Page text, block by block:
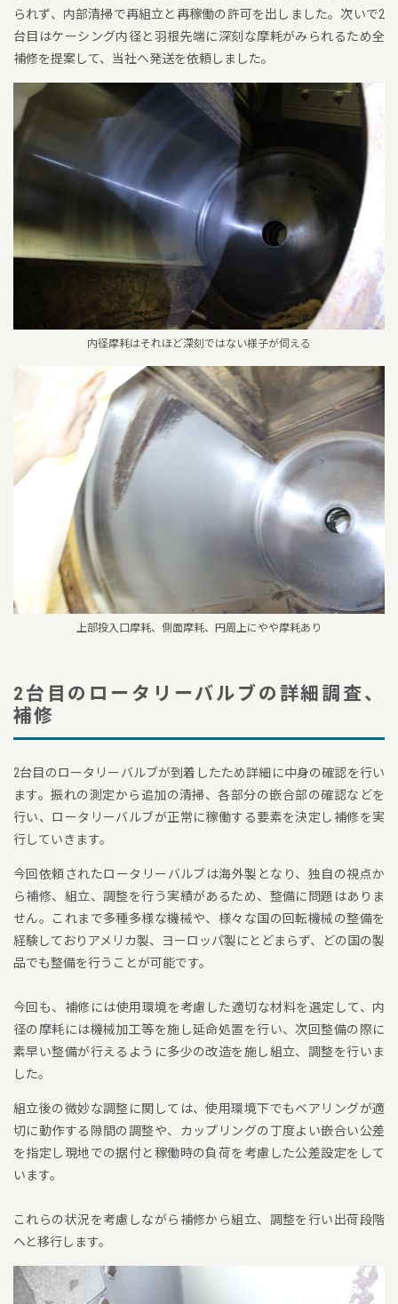
られず、内部清掃で再組立と再稼働の許可を出しました。次いで2
台目はケーシング内径と羽根先端に深刻な摩耗がみられるため全
補修を提案して、当社へ発送を依頼しました。
内径摩耗はそれほど深刻ではない様子が伺える
上部投入口摩耗、側面摩耗、円周上にやや摩耗あり
2台目のロータリーバルブの詳細調査、
補修
2台目のロータリーバルブが到着したため詳細に中身の確認を行い
ます。振れの測定から追加の清掃、各部分の嵌合部の確認などを
行い、ロータリーバルブが正常に稼働する要素を決定し補修を実
行していきます。
今回依頼されたロータリーバルブは海外製となり、独自の視点か
ら補修、組立、調整を行う実績があるため、整備に問題はありま
せん。これまで多種多様な機械や、様々な国の回転機械の整備を
経験しておりアメリカ製、ヨーロッパ製にとどまらず、どの国の製
品でも整備を行うことが可能です。
今回も、補修には使用環境を考慮した適切な材料を選定して、内
径の摩耗には機械加工等を施し延命処置を行い、次回整備の際に
素早い整備が行えるように多少の改造を施し組立、調整を行いま
した。
組立後の微妙な調整に関しては、使用環境下でもベアリングが適
切に動作する隙間の調整や、カップリングの丁度よい嵌合い公差
を指定し現地での据付と稼働時の負荷を考慮した公差設定をして
います。
これらの状況を考慮しながら補修から組立、調整を行い出荷段階
へと移行します。